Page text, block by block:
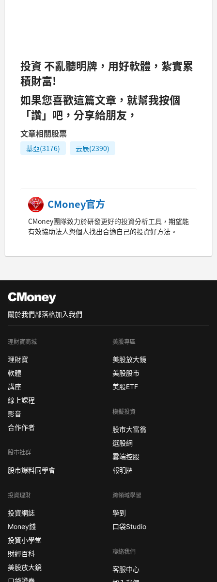
投資 不亂聽明牌，用好軟體，紮實累
積財富!
如果您喜歡這篇文章，就幫我按個
「讚」吧，分享給朋友，
文章相關股票
基亞(3176) 云辰(2390)
CMoney官方
CMoney團隊致力於研發更好的投資分析工具，期望能
有效協助法人與個人找出合適自己的投資好方法。
關於我們部落格加入我們
理財寶商城
理財寶
軟體
講座
線上課程
影音
合作作者
股市社群
股市爆料同學會
投資理財
投資網誌
Money錢
投資小學堂
財經百科
美股放大鏡
美股專區
美股放大鏡
美股股市
美股ETF
模擬投資
股市大富翁
選股網
雲端控股
報明牌
跨領域學習
學到
口袋Studio
聯絡我們
客服中心